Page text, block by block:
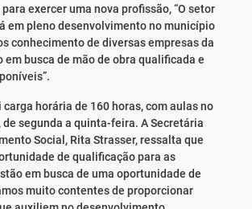
exercer uma nova profissão, “O setor
em pleno desenvolvimento no município
conhecimento de diversas empresas da
em busca de mão de obra qualificada e
carga horária de 160 horas, com aulas no
segunda a quinta-feira. A Secretária
Social, Rita Strasser, ressalta que
de qualificação para as
em busca de uma oportunidade de
muito contentes de proporcionar